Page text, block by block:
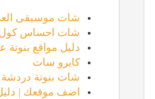
شات موسيقى
شات احساس كول
دليل مواقع
كايرو سات
شات بنوتة دردشة
اضف موقعك |